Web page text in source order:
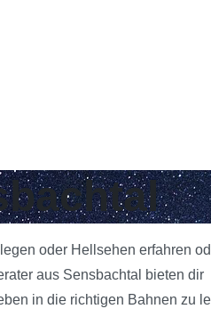
oder Hellsehen erfahren
aus Sensbachtal bieten dir
in die richtigen Bahnen zu